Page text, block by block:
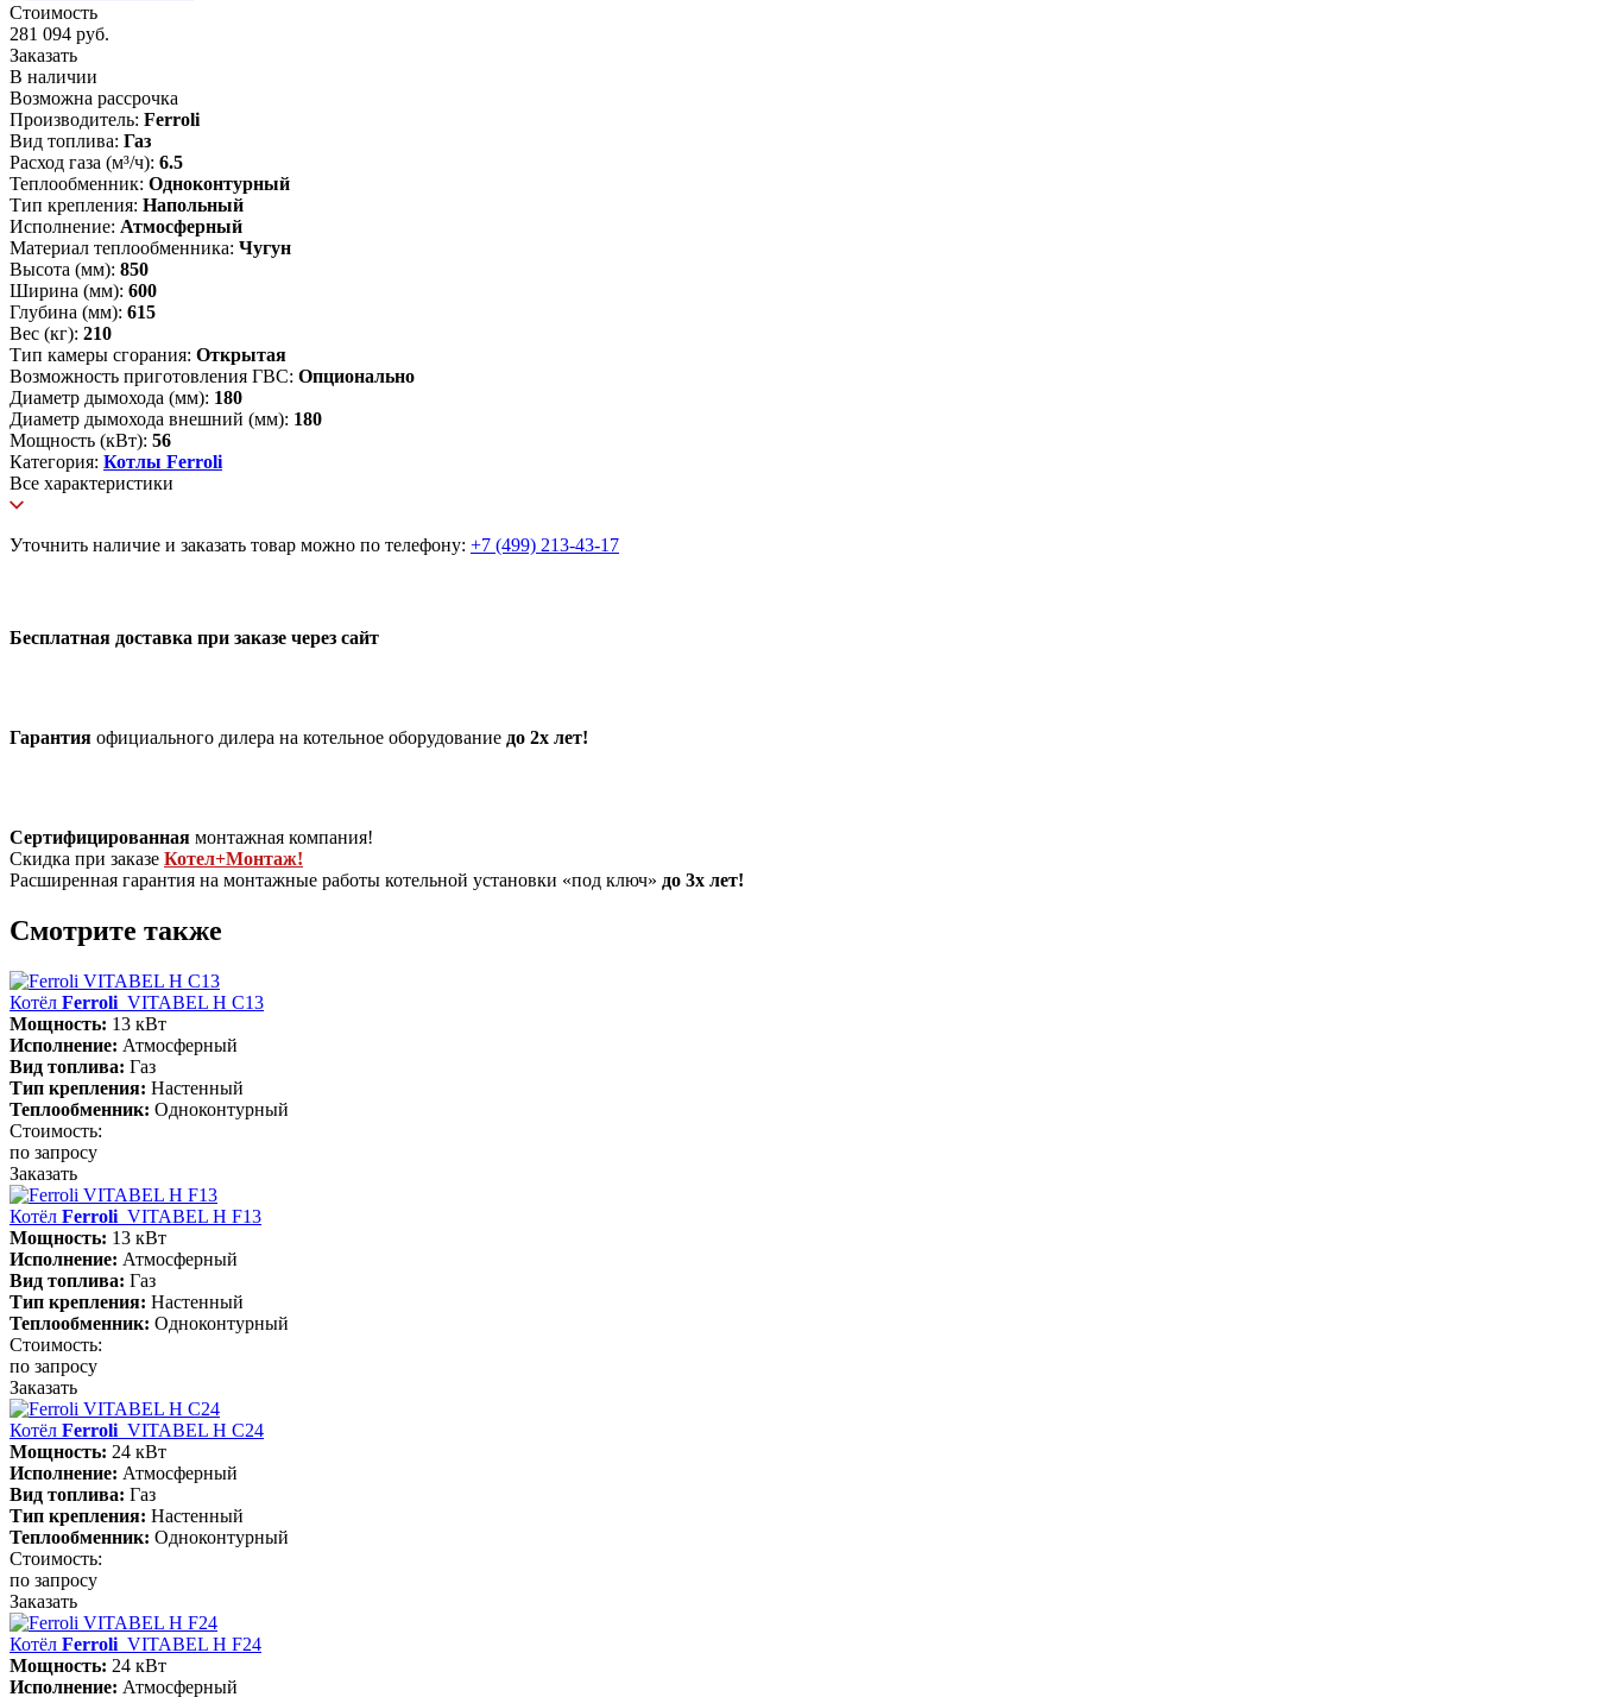
Стоимость
281 094 руб.
Заказать
В наличии
Возможна рассрочка
Производитель: Ferroli
Вид топлива: Газ
Расход газа (м³/ч): 6.5
Теплообменник: Одноконтурный
Тип крепления: Напольный
Исполнение: Атмосферный
Материал теплообменника: Чугун
Высота (мм): 850
Ширина (мм): 600
Глубина (мм): 615
Вес (кг): 210
Тип камеры сгорания: Открытая
Возможность приготовления ГВС: Опционально
Диаметр дымохода (мм): 180
Диаметр дымохода внешний (мм): 180
Мощность (кВт): 56
Категория: Котлы Ferroli
Все характеристики
Уточнить наличие и заказать товар можно по телефону: +7 (499) 213-43-17
Бесплатная доставка при заказе через сайт
Гарантия официального дилера на котельное оборудование до 2х лет!
Сертифицированная монтажная компания!
Скидка при заказе Котел+Монтаж!
Расширенная гарантия на монтажные работы котельной установки «под ключ» до 3х лет!
Смотрите также
Котёл Ferroli VITABEL H С13
Мощность: 13 кВт
Исполнение: Атмосферный
Вид топлива: Газ
Тип крепления: Настенный
Теплообменник: Одноконтурный
Стоимость:
по запросу
Заказать
Котёл Ferroli VITABEL H F13
Мощность: 13 кВт
Исполнение: Атмосферный
Вид топлива: Газ
Тип крепления: Настенный
Теплообменник: Одноконтурный
Стоимость:
по запросу
Заказать
Котёл Ferroli VITABEL H С24
Мощность: 24 кВт
Исполнение: Атмосферный
Вид топлива: Газ
Тип крепления: Настенный
Теплообменник: Одноконтурный
Стоимость:
по запросу
Заказать
Котёл Ferroli VITABEL H F24
Мощность: 24 кВт
Исполнение: Атмосферный